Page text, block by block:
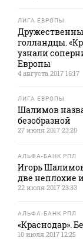
ЛИГА ЕВРОПЫ
голландцы.
узнали
Европы
4 августа 2017 16:17
ЛИГА ЕВРОПЫ
Шалимов
безобразной
27 июля 2017 23:20
АЛЬФА-БАНК РПЛ
Игорь
две неплохие
22 июля 2017 23:33
АЛЬФА-БАНК РПЛ
«Краснодар».
10 июля 2017 12:25